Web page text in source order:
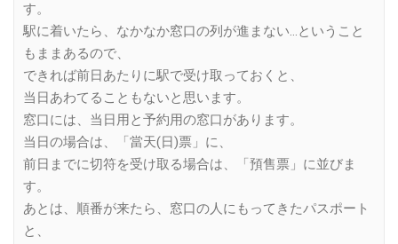
す。
駅に着いたら、なかなか窓口の列が進まない…ということ
もままあるので、
できれば前日あたりに駅で受け取っておくと、
当日あわてることもないと思います。
窓口には、当日用と予約用の窓口があります。
当日の場合は、「當天(日)票」に、
前日までに切符を受け取る場合は、「預售票」に並びま
す。
あとは、順番が来たら、窓口の人にもってきたパスポート
と、